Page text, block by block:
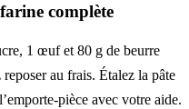
complète
1 œuf et 80 g de beurre
au frais. Étalez la pâte
pièce avec votre aide.